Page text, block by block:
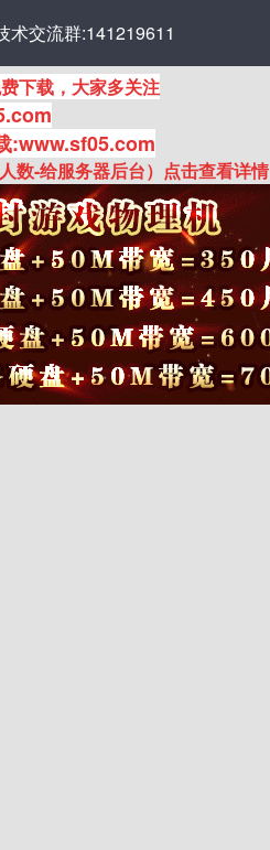
术交流群:141219611
下载，大家多关注
:www.sf05.com
数-给服务器后台）点击查看详情